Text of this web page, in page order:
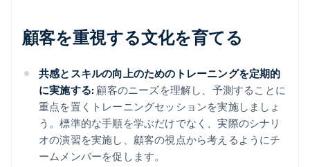
顧客を重視する文化を育てる
共感とスキルの向上のためのトレーニングを定期的
に実施する: 顧客のニーズを理解し、予測することに
重点を置くトレーニングセッションを実施しましょ
う。標準的な手順を学ぶだけでなく、実際のシナリ
オの演習を実施し、顧客の視点から考えるようにチ
ームメンバーを促します。